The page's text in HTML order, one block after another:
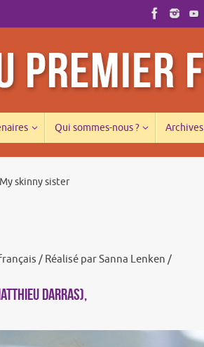
Qui sommes-nous ? Archives
My skinny sister
/ Réalisé par Sanna Lenken /
Darras),